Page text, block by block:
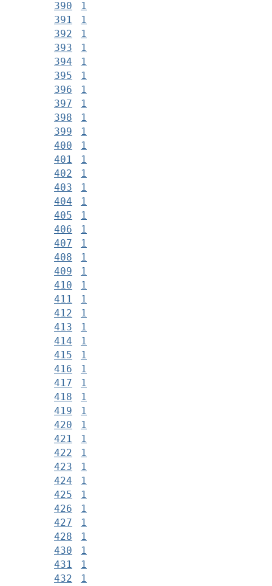
390
1
391
1
392
1
393
1
394
1
395
1
396
1
397
1
398
1
399
1
400
1
401
1
402
1
403
1
404
1
405
1
406
1
407
1
408
1
409
1
410
1
411
1
412
1
413
1
414
1
415
1
416
1
417
1
418
1
419
1
420
1
421
1
422
1
423
1
424
1
425
1
426
1
427
1
428
1
430
1
431
1
432
1